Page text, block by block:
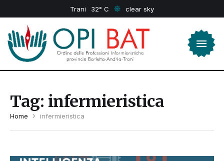
Trani 32 clear sky
Tag: infermieristica
Home infermieristica